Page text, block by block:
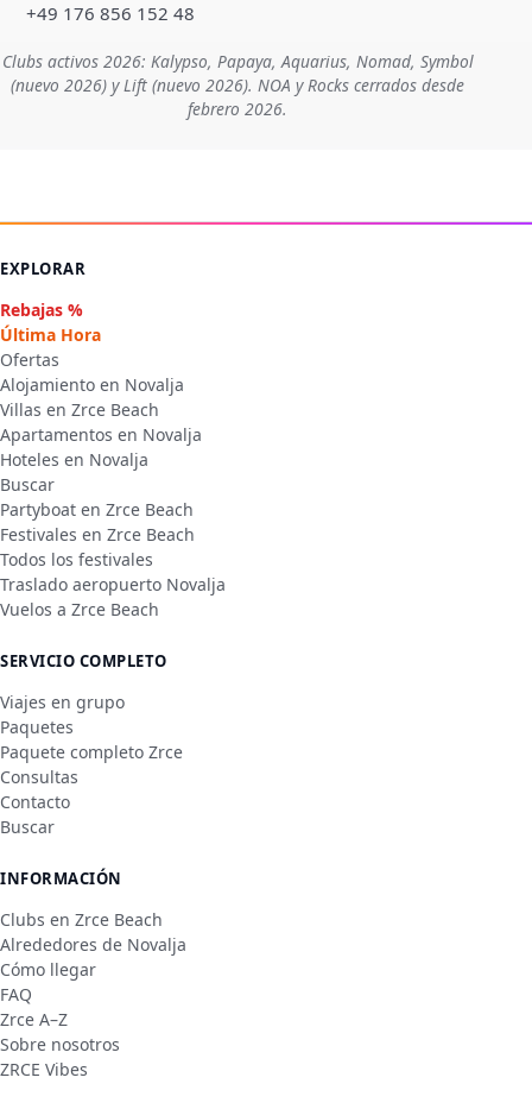
+49 176 856 152 48
Clubs activos 2026: Kalypso, Papaya, Aquarius, Nomad, Symbol
(nuevo 2026) y Lift (nuevo 2026). NOA y Rocks cerrados desde
febrero 2026.
EXPLORAR
Rebajas %
Última Hora
Ofertas
Alojamiento en Novalja
Villas en Zrce Beach
Apartamentos en Novalja
Hoteles en Novalja
Buscar
Partyboat en Zrce Beach
Festivales en Zrce Beach
Todos los festivales
Traslado aeropuerto Novalja
Vuelos a Zrce Beach
SERVICIO COMPLETO
Viajes en grupo
Paquetes
Paquete completo Zrce
Consultas
Contacto
Buscar
INFORMACIÓN
Clubs en Zrce Beach
Alrededores de Novalja
Cómo llegar
FAQ
Zrce A–Z
Sobre nosotros
ZRCE Vibes